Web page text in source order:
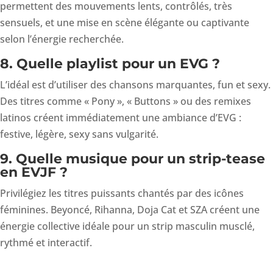
permettent des mouvements lents, contrôlés, très
sensuels, et une mise en scène élégante ou captivante
selon l’énergie recherchée.
8. Quelle playlist pour un EVG ?
L’idéal est d’utiliser des chansons marquantes, fun et sexy.
Des titres comme « Pony », « Buttons » ou des remixes
latinos créent immédiatement une ambiance d’EVG :
festive, légère, sexy sans vulgarité.
9. Quelle musique pour un strip-tease
en EVJF ?
Privilégiez les titres puissants chantés par des icônes
féminines. Beyoncé, Rihanna, Doja Cat et SZA créent une
énergie collective idéale pour un strip masculin musclé,
rythmé et interactif.